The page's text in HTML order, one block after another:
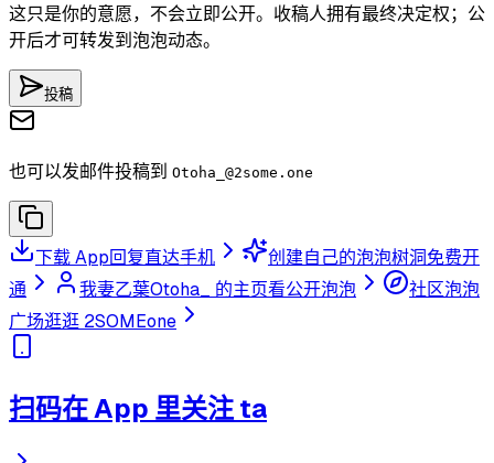
这只是你的意愿，不会立即公开。收稿人拥有最终决定权；公
开后才可转发到泡泡动态。
投稿
也可以发邮件投稿到 Otoha_ @2some.one
下载 App回复直达手机 创建自己的泡泡树洞免费开
通
我妻乙葉Otoha_ 的主页看公开泡泡
社区泡泡
广场逛逛 2SOMEone
扫码在 App 里关注 ta